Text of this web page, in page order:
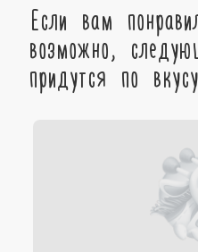
Если вам
возможно,
придутся по вкусу